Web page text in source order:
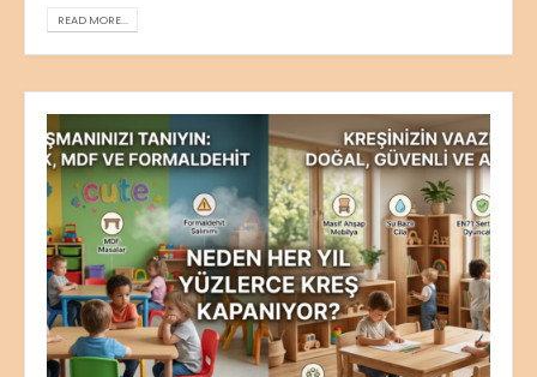
READ MORE...